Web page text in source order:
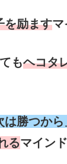
を励ますマ
もヘコタ
は勝つから
るマインド